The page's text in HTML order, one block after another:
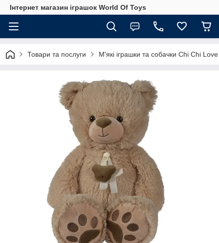
Інтернет магазин іграшок World Of Toys
Товари та послуги М'які іграшки та собачки Chi Chi Love